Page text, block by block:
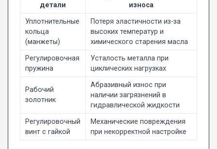
детали
износа
Уплотнительные
кольца
(манжеты)
Потеря эластичности из-за
высоких температур и
химического старения масла
Регулировочная
пружина
Усталость металла при
циклических нагрузках
Рабочий
золотник
Абразивный износ при
наличии загрязнений в
гидравлической жидкости
Регулировочный
винт с гайкой
Механические повреждения
при некорректной настройке